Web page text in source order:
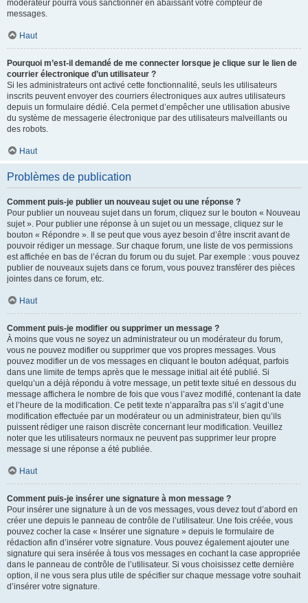
modérateur pourra vous sanctionner en abaissant votre compteur de
messages.
Haut
Pourquoi m’est-il demandé de me connecter lorsque je clique sur le lien de
courrier électronique d’un utilisateur ?
Si les administrateurs ont activé cette fonctionnalité, seuls les utilisateurs
inscrits peuvent envoyer des courriers électroniques aux autres utilisateurs
depuis un formulaire dédié. Cela permet d’empêcher une utilisation abusive
du système de messagerie électronique par des utilisateurs malveillants ou
des robots.
Haut
Problèmes de publication
Comment puis-je publier un nouveau sujet ou une réponse ?
Pour publier un nouveau sujet dans un forum, cliquez sur le bouton « Nouveau
sujet ». Pour publier une réponse à un sujet ou un message, cliquez sur le
bouton « Répondre ». Il se peut que vous ayez besoin d’être inscrit avant de
pouvoir rédiger un message. Sur chaque forum, une liste de vos permissions
est affichée en bas de l’écran du forum ou du sujet. Par exemple : vous pouvez
publier de nouveaux sujets dans ce forum, vous pouvez transférer des pièces
jointes dans ce forum, etc.
Haut
Comment puis-je modifier ou supprimer un message ?
À moins que vous ne soyez un administrateur ou un modérateur du forum,
vous ne pouvez modifier ou supprimer que vos propres messages. Vous
pouvez modifier un de vos messages en cliquant le bouton adéquat, parfois
dans une limite de temps après que le message initial ait été publié. Si
quelqu’un a déjà répondu à votre message, un petit texte situé en dessous du
message affichera le nombre de fois que vous l’avez modifié, contenant la date
et l’heure de la modification. Ce petit texte n’apparaîtra pas s’il s’agit d’une
modification effectuée par un modérateur ou un administrateur, bien qu’ils
puissent rédiger une raison discrète concernant leur modification. Veuillez
noter que les utilisateurs normaux ne peuvent pas supprimer leur propre
message si une réponse a été publiée.
Haut
Comment puis-je insérer une signature à mon message ?
Pour insérer une signature à un de vos messages, vous devez tout d’abord en
créer une depuis le panneau de contrôle de l’utilisateur. Une fois créée, vous
pouvez cocher la case « Insérer une signature » depuis le formulaire de
rédaction afin d’insérer votre signature. Vous pouvez également ajouter une
signature qui sera insérée à tous vos messages en cochant la case appropriée
dans le panneau de contrôle de l’utilisateur. Si vous choisissez cette dernière
option, il ne vous sera plus utile de spécifier sur chaque message votre souhait
d’insérer votre signature.